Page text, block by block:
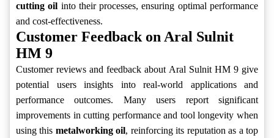
cutting oil into their processes, ensuring optimal performance
and cost-effectiveness.
Customer Feedback on Aral Sulnit
HM 9
Customer reviews and feedback about Aral Sulnit HM 9 give
potential users insights into real-world applications and
performance outcomes. Many users report significant
improvements in cutting performance and tool longevity when
using this metalworking oil, reinforcing its reputation as a top